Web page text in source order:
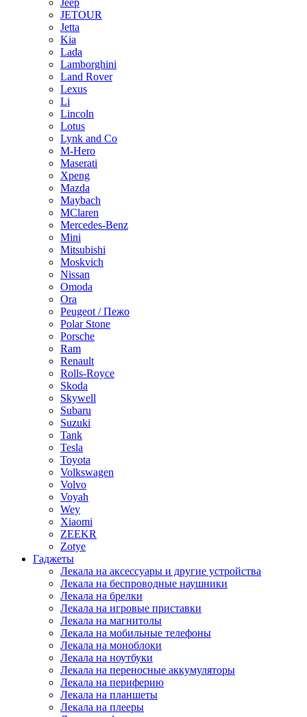
Jeep
JETOUR
Jetta
Kia
Lada
Lamborghini
Land Rover
Lexus
Li
Lincoln
Lotus
Lynk and Co
M-Hero
Maserati
Xpeng
Mazda
Maybach
MClaren
Mercedes-Benz
Mini
Mitsubishi
Moskvich
Nissan
Omoda
Ora
Peugeot / Пежо
Polar Stone
Porsche
Ram
Renault
Rolls-Royce
Skoda
Skywell
Subaru
Suzuki
Tank
Tesla
Toyota
Volkswagen
Volvo
Voyah
Wey
Xiaomi
ZEEKR
Zotye
Гаджеты
Лекала на аксессуары и другие устройства
Лекала на беспроводные наушники
Лекала на брелки
Лекала на игровые приставки
Лекала на магнитолы
Лекала на мобильные телефоны
Лекала на моноблоки
Лекала на ноутбуки
Лекала на переносные аккумуляторы
Лекала на периферию
Лекала на планшеты
Лекала на плееры